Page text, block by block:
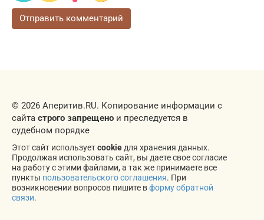
© 2026 Аперитив.RU. Копирование информации с
сайта строго запрещено и преследуется в
судебном порядке
Этот сайт используетcookie для хранения данных.
Продолжая использовать сайт, вы даете свое согласие
на работу с этими файлами, а так же принимаете все
пункты пользовательского соглашения. При
возникновении вопросов пишите вформу обратной
связи.